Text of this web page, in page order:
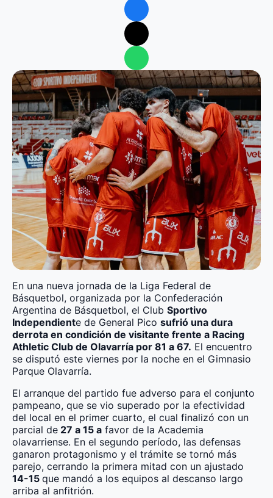
En una nueva jornada de la Liga Federal de
Básquetbol, organizada por la Confederación
Argentina de Básquetbol, el Club Sportivo
Independiente de General Pico sufrió una dura
derrota en condición de visitante frente a Racing
Athletic Club de Olavarría por 81 a 67. El encuentro
se disputó este viernes por la noche en el Gimnasio
Parque Olavarría.
El arranque del partido fue adverso para el conjunto
pampeano, que se vio superado por la efectividad
del local en el primer cuarto, el cual finalizó con un
parcial de 27 a 15 a favor de la Academia
olavarriense. En el segundo período, las defensas
ganaron protagonismo y el trámite se tornó más
parejo, cerrando la primera mitad con un ajustado
14-15 que mandó a los equipos al descanso largo
arriba al anfitrión.